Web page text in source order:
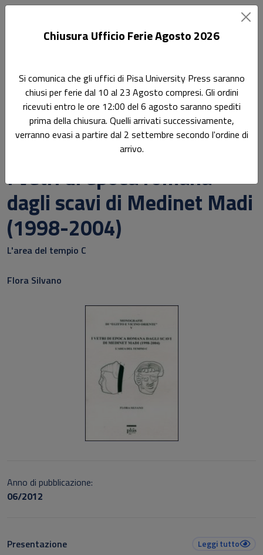
Scienze dell'antichità, filologico-letterarie e storico-artistiche
Egittologia e Civiltà Copta 10/STAA-01
I vetri di epoca romana dagli scavi di Medinet Madi (1998-
2004)
I vetri di epoca romana
dagli scavi di Medinet Madi
(1998-2004)
L'area del tempio C
Flora Silvano
Anno di pubblicazione:
06/2012
Presentazione Leggi tutto
Chiusura Ufficio Ferie Agosto 2026
Si comunica che gli uffici di Pisa University Press saranno
chiusi per ferie dal 10 al 23 Agosto compresi. Gli ordini
ricevuti entro le ore 12:00 del 6 agosto saranno spediti
prima della chiusura. Quelli arrivati successivamente,
verranno evasi a partire dal 2 settembre secondo l'ordine di
arrivo.